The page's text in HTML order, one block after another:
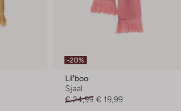
-20%
Lil'boo
Sjaal
€ 24,99 € 19,99